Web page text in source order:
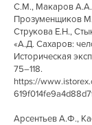
С.М., Макаров
Прозуменщиков
Струкова Е.Н.,
«А.Д. Сахаров:
Историческая
75–118.
https://
Арсентьев А.Ф.,